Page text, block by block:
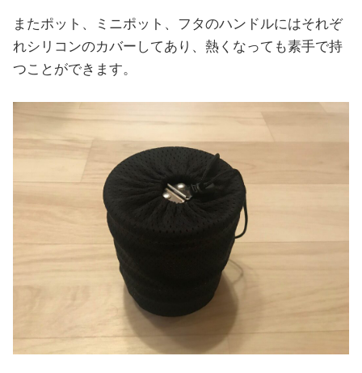
またポット、ミニポット、フタのハンドルにはそれぞ
れシリコンのカバーしてあり、熱くなっても素手で持
つことができます。